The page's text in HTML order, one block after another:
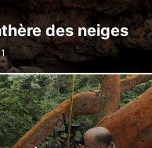
des neiges